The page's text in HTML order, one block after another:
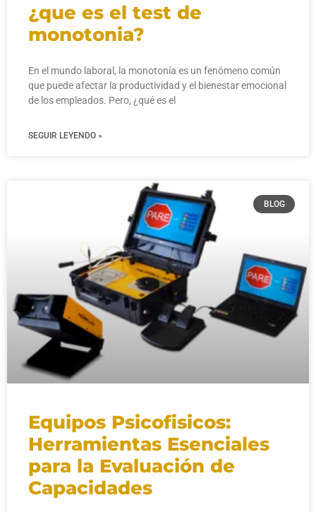
¿que es el test de
monotonia?
En el mundo laboral, la monotonía es un fenómeno común
que puede afectar la productividad y el bienestar emocional
de los empleados. Pero, ¿qué es el
SEGUIR LEYENDO »
BLOG
Equipos Psicofisicos:
Herramientas Esenciales
para la Evaluación de
Capacidades